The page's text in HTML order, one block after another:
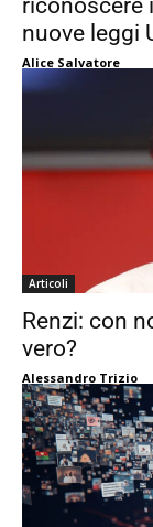
nuove leggi
Alice Salvatore
Articoli
Renzi: con
vero?
Alessandro Trizio